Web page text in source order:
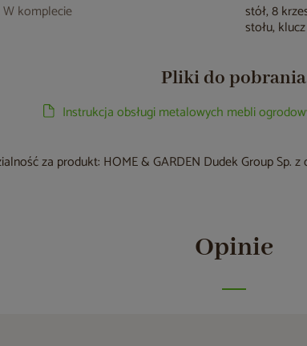
W komplecie
stół, 8
stołu,
Pliki do pobrania
Instrukcja obsługi metalowych mebli
za produkt: HOME & GARDEN Dudek Group Sp. z
Opinie